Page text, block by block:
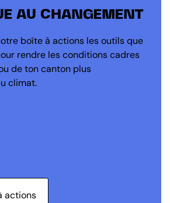
AU CHANGEMENT
boîte à actions les outils que
rendre les conditions cadres
de ton canton plus
climat.
actions